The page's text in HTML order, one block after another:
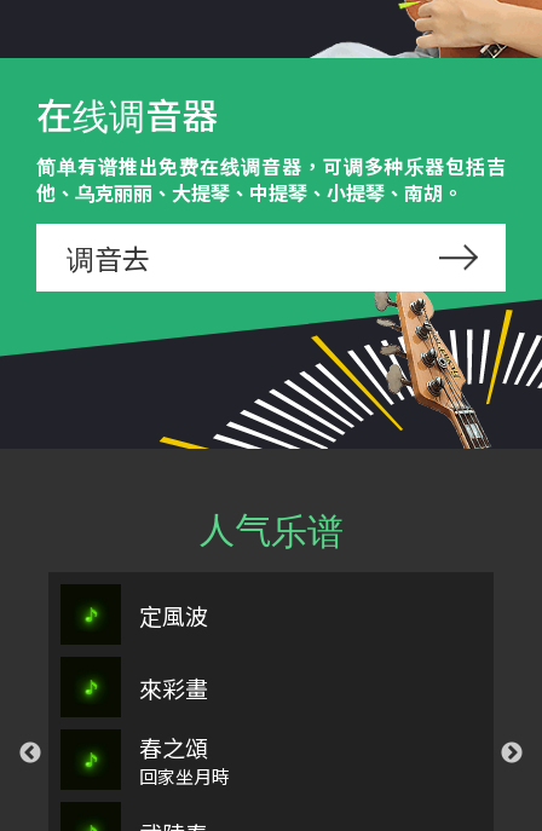
在线调音器
简单有谱推出免费在线调音器，可调多种乐器包括吉
他、乌克丽丽、大提琴、中提琴、小提琴、南胡。
调音去
人气乐谱
定風波
來彩畫
春之頌
回家坐月時